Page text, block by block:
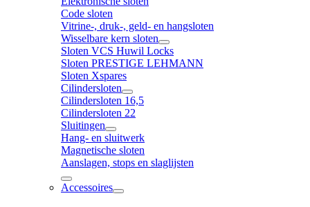
Code sloten
Vitrine-, druk-, geld- en hangsloten
Wisselbare kern sloten
Sloten VCS Huwil Locks
Sloten PRESTIGE LEHMANN
Sloten Xspares
Cilindersloten
Cilindersloten 16,5
Cilindersloten 22
Sluitingen
Hang- en sluitwerk
Magnetische sloten
Aanslagen, stops en slaglijsten
Accessoires